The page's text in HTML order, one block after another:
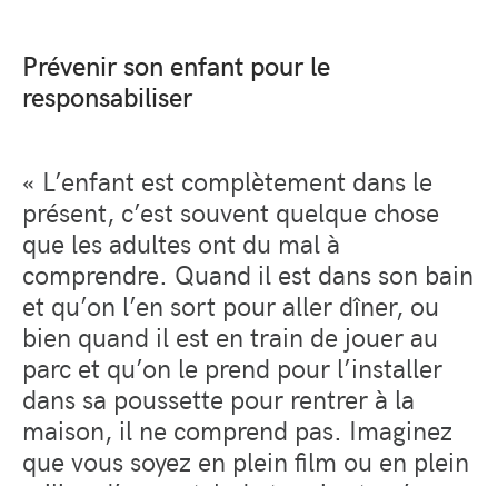
Prévenir son enfant pour le
responsabiliser
« L’enfant est complètement dans le
présent, c’est souvent quelque chose
que les adultes ont du mal à
comprendre. Quand il est dans son bain
et qu’on l’en sort pour aller dîner, ou
bien quand il est en train de jouer au
parc et qu’on le prend pour l’installer
dans sa poussette pour rentrer à la
maison, il ne comprend pas. Imaginez
que vous soyez en plein film ou en plein